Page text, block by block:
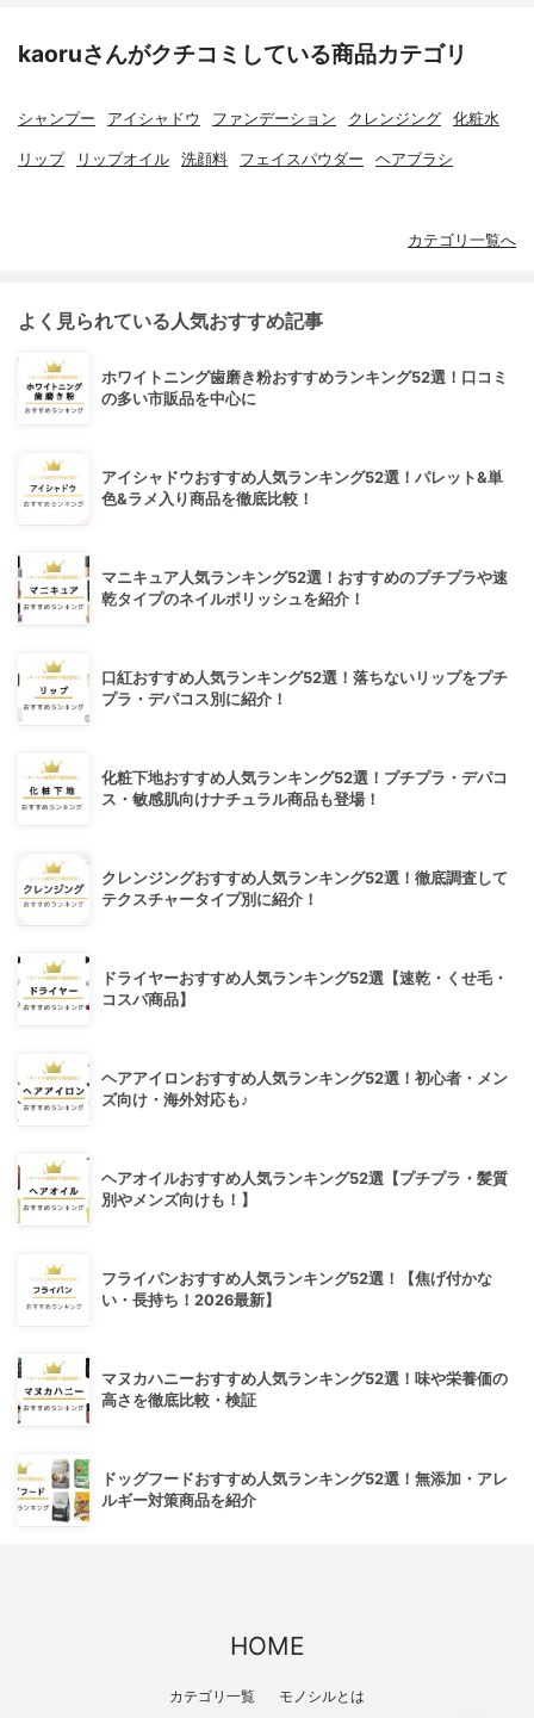
kaoruさんがクチコミしている商品カテゴリ
シャンプー アイシャドウ ファンデーション クレンジング 化粧水
リップ リップオイル 洗顔料 フェイスパウダー ヘアブラシ
カテゴリ一覧へ
よく見られている人気おすすめ記事
ホワイトニング歯磨き粉おすすめランキング52選！口コミ
の多い市販品を中心に
アイシャドウおすすめ人気ランキング52選！パレット&単
色&ラメ入り商品を徹底比較！
マニキュア人気ランキング52選！おすすめのプチプラや速
乾タイプのネイルポリッシュを紹介！
口紅おすすめ人気ランキング52選！落ちないリップをプチ
プラ・デパコス別に紹介！
化粧下地おすすめ人気ランキング52選！プチプラ・デパコ
ス・敏感肌向けナチュラル商品も登場！
クレンジングおすすめ人気ランキング52選！徹底調査して
テクスチャータイプ別に紹介！
ドライヤーおすすめ人気ランキング52選【速乾・くせ毛・
コスパ商品】
ヘアアイロンおすすめ人気ランキング52選！初心者・メン
ズ向け・海外対応も♪
ヘアオイルおすすめ人気ランキング52選【プチプラ・髪質
別やメンズ向けも！】
フライパンおすすめ人気ランキング52選！【焦げ付かな
い・長持ち！2026最新】
マヌカハニーおすすめ人気ランキング52選！味や栄養価の
高さを徹底比較・検証
ドッグフードおすすめ人気ランキング52選！無添加・アレ
ルギー対策商品を紹介
HOME
カテゴリ一覧 モノシルとは